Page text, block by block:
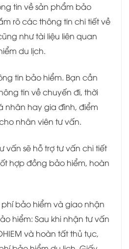
tin về sản phẩm bảo
rõ các thông tin chi tiết về
như tài liệu liên quan
du lịch.
tin bảo hiểm. Bạn cần
tin về chuyến đi, thời
nhân hay gia đình, điểm
nhân viên tư vấn.
vấn sẽ hỗ trợ tư vấn chi tiết
hợp đồng bảo hiểm, hoàn
bảo hiểm và giao nhận
hiểm: Sau khi nhận tư vấn
và hoàn tất thủ tục,